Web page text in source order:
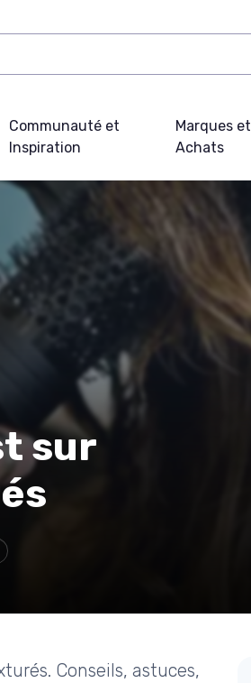
Communauté et
Inspiration
Marques et
Achats
sur
Conseils, astuces,